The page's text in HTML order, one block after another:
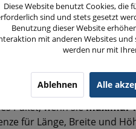
ist, kann pro Sendung
ist dabei nicht allein
Paket, wenn siemaximal
für Länge, Breite und
Diese Website benutzt Cookies, die
sind und stets gesetzt
Benutzung dieser Website
mit anderen Websites und
werden nur mit
Ablehnen Alle